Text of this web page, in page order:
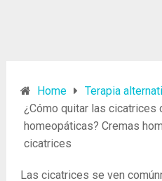
Home Terapia
¿Cómo quitar las cicatrices
homeopáticas? Cremas
cicatrices
Las cicatrices se ven